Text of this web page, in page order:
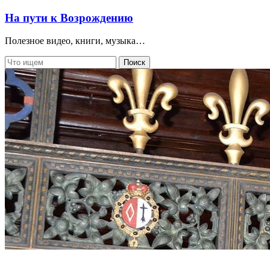
На пути к Возрождению
Полезное видео, книги, музыка…